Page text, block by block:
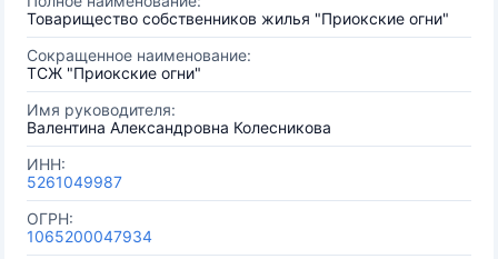
Товарищество собственников жилья "Приокские огни"
Сокращенное наименование:
ТСЖ "Приокские огни"
Имя руководителя:
Валентина Александровна Колесникова
ИНН:
5261049987
ОГРН:
1065200047934